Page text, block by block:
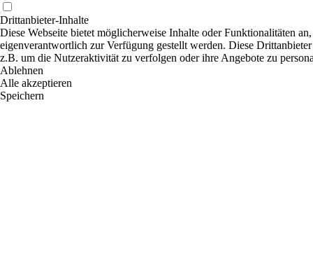
Drittanbieter-Inhalte
Diese Webseite bietet möglicherweise Inhalte oder Funktionalitäten
eigenverantwortlich zur Verfügung gestellt werden. Diese
z.B. um die Nutzeraktivität zu verfolgen oder ihre Angebote zu
Ablehnen
Alle akzeptieren
Speichern